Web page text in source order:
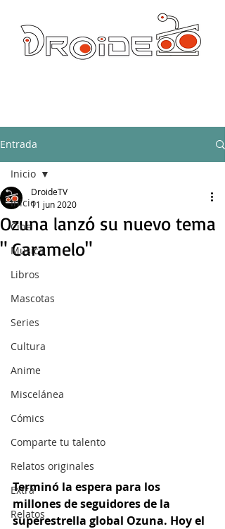
Entrada
Inicio
Cine
Música
Libros
Mascotas
Series
Cultura
Anime
Miscelánea
Cómics
Comparte tu talento
Relatos originales
Extra
Relatos
Inicio
Ozuna lanzó su nuevo tema
" Caramelo"
DroideTV
11 jun 2020
Terminó la espera para los
millones de seguidores de la
superestrella global Ozuna. Hoy el